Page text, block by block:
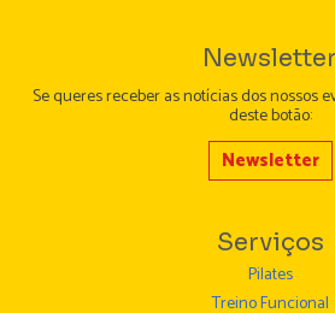
Newsletter
Se queres receber as notícias dos nossos
deste botão:
Newsletter
Serviços
Pilates
Treino Funcional